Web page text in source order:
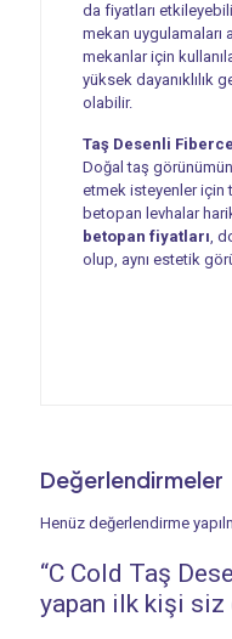
da fiyatları
mekan uygulamaları
mekanlar için
yüksek dayanıklılık
olabilir.
Taş Desenli
Doğal taş
etmek isteyenler için
betopan levhalar
betopan fiyatları,
olup, aynı estetik
Değerlendirmeler
Henüz değerlendirme
“C Cold Taş
yapan ilk kişi siz